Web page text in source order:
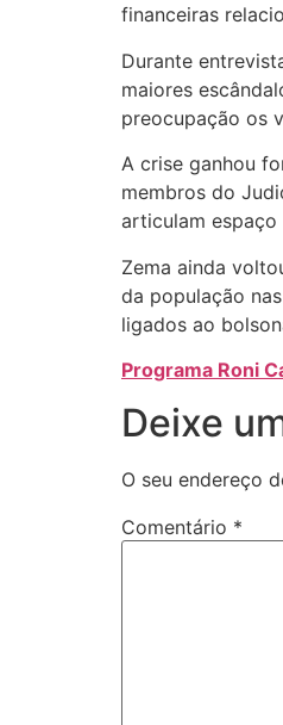
financeiras
Durante
maiores
preocupação os
A crise ganhou
membros do
articulam espaço
Zema ainda
da população
ligados ao
Programa Roni
Deixe
O seu endereço
Comentário *